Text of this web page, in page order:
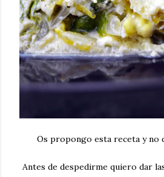
Os propongo esta receta y no
Antes de despedirme quiero dar